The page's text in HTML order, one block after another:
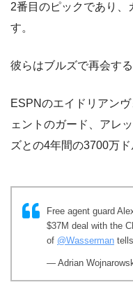
2番目のピックであり
す。
彼らはブルズで再会する
ESPNのエイドリアン
ェントのガード、アレ
ズとの4年間の3700万
Free agent guard
$37M deal with the
of @Wasserman
— Adrian